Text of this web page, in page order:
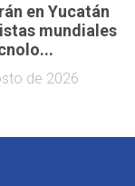
en Yucatán
mundiales
de 2026